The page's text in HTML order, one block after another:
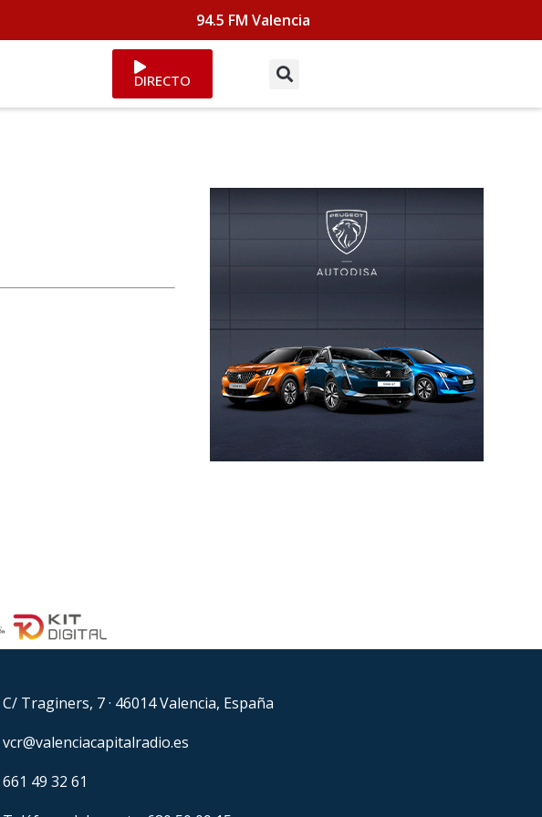
94.5 FM Valencia
DIRECTO
C/ Traginers, 7 · 46014 Valencia, España
vcr@valenciacapitalradio.es
661 49 32 61